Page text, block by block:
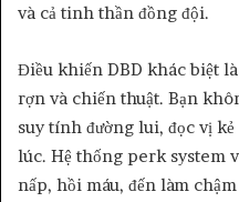
và cả tinh thần đồng đội.
Điều khiến DBD khác biệt
rợn và chiến thuật. Bạn
suy tính đường lui, đọc vị
lúc. Hệ thống perk system
nấp, hồi máu, đến làm